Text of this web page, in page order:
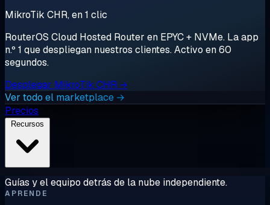
MikroTik CHR, en 1 clic
RouterOS Cloud Hosted Router en EPYC + NVMe. La app
n.º 1 que despliegan nuestros clientes. Activo en 60
segundos.
Desplegar MikroTik CHR →
Ver todo el marketplace →
Precios
Guías y el equipo detrás de la nube independiente.
APRENDE